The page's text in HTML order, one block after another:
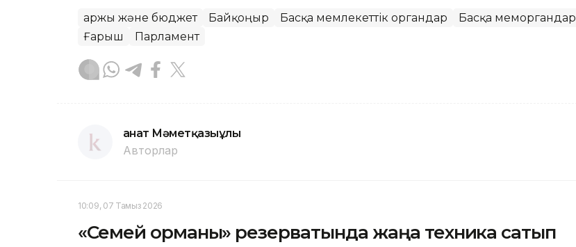
Қаржы және бюджет Байқоңыр Басқа мемлекеттік органдар
Басқа меморгандар
Ғарыш
Парламент
Қанат Мәметқазыұлы
Авторлар
10:09, 07 Тамыз 2026
«Семей орманы» резерватында жаңа техника сатып